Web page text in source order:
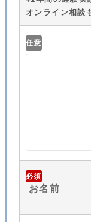
オンライン相談
任意
必須
お名前